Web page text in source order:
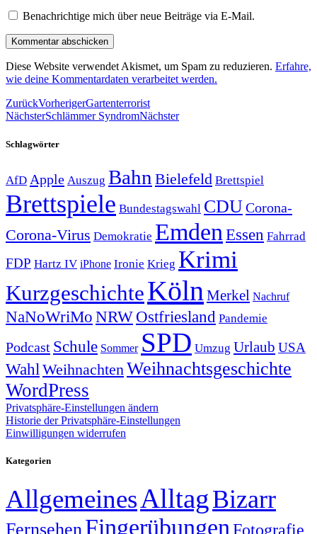
Benachrichtige mich über neue Beiträge via E-Mail.
Diese Website verwendet Akismet, um Spam zu reduzieren. Erfahre,
wie deine Kommentardaten verarbeitet werden.
ZurückVorherigerGartenterrorist
NächsterSchlämmer SyndromNächster
Schlagwörter
AfD Apple Auszug Bahn Bielefeld Brettspiel
Brettspiele Bundestagswahl CDUCorona-
Corona-Virus Demokratie Emden Essen Fahrrad
FDP Hartz IV iPhone Ironie Krieg Krimi
KurzgeschichteKöln Merkel Nachruf
NaNoWriMo NRWOstfriesland Pandemie
Podcast Schule Sommer SPD Umzug Urlaub USA
Wahl Weihnachten Weihnachtsgeschichte
WordPress
Privatsphäre-Einstellungen ändern
Historie der Privatsphäre-Einstellungen
Einwilligungen widerrufen
Kategorien
AllgemeinesAlltagBizarr
Fernsehen Fingerübungen Fotografie